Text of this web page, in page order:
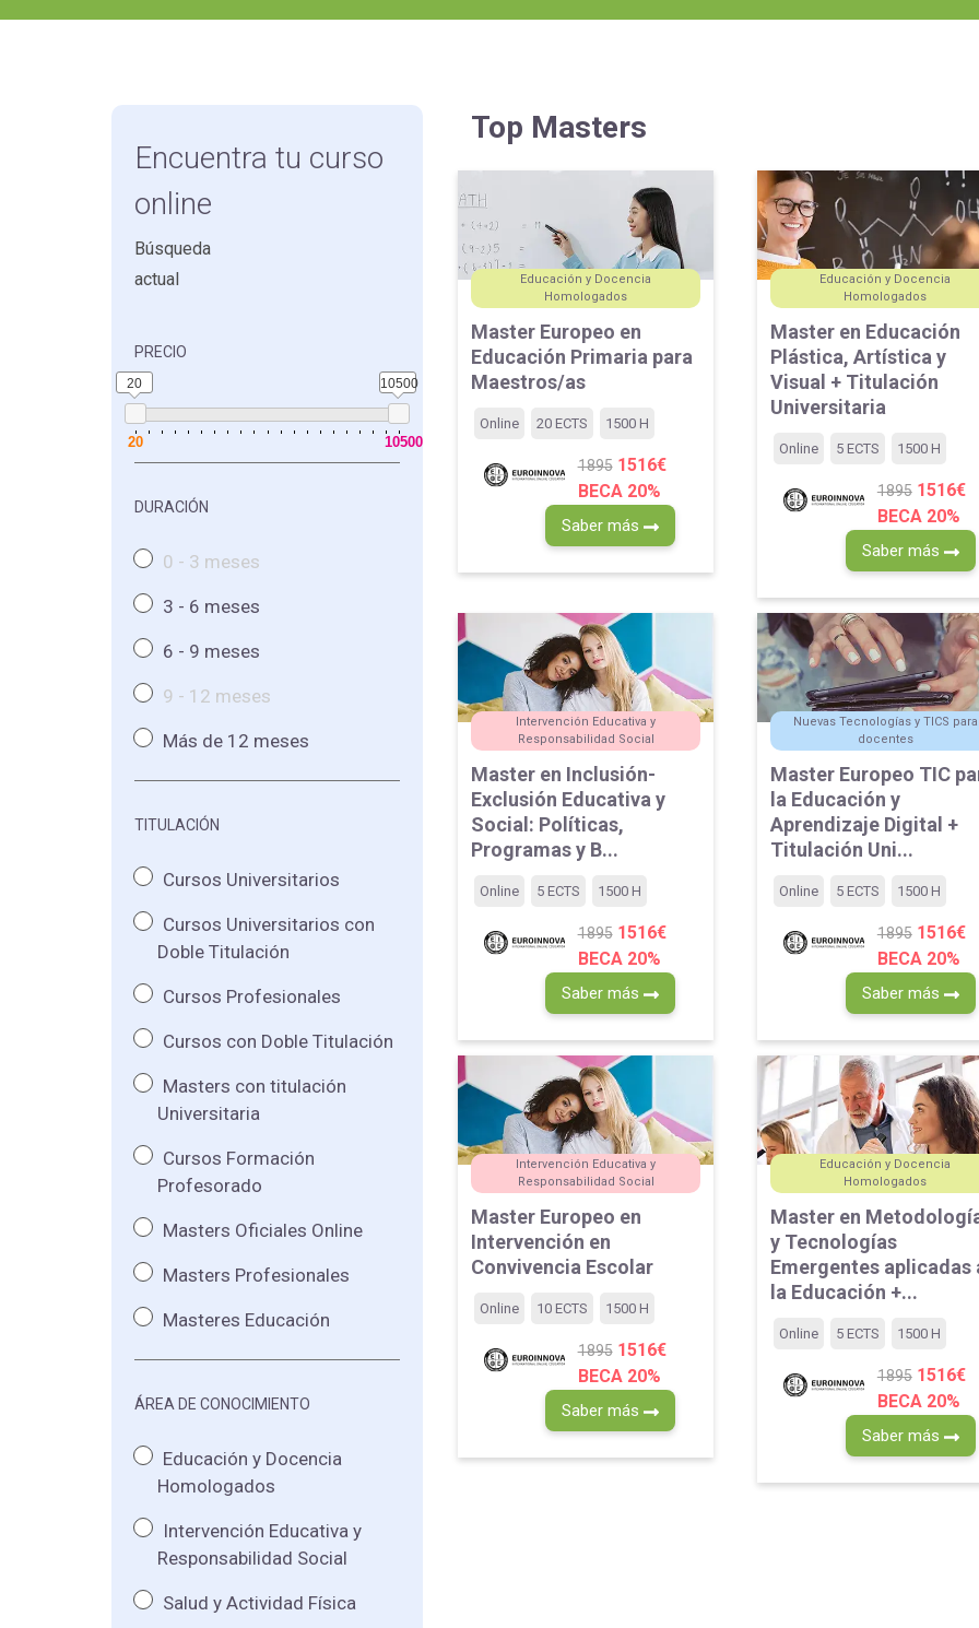
Ver Cursos
Masters Profesionales
Cursos para
Encuentra tu curso
online
Búsqueda
actual
PRECIO
20 10500
20 10500
DURACIÓN
0 - 3 meses
3 - 6 meses
6 - 9 meses
9 - 12 meses
Más de 12 meses
TITULACIÓN
Cursos Universitarios
Cursos Universitarios con
Doble Titulación
Cursos Profesionales
Cursos con Doble Titulación
Masters con titulación
Universitaria
Cursos Formación
Profesorado
Masters Oficiales Online
Masters Profesionales
Masteres Educación
ÁREA DE CONOCIMIENTO
Educación y Docencia
Homologados
Intervención Educativa y
Responsabilidad Social
Salud y Actividad Física
Top Masters
Educación y Docencia
Homologados
Master Europeo en
Educación Primaria para
Maestros/as
Online 20 ECTS 1500 H
1895 1516€
BECA 20%
Saber más
Educación y Docencia
Homologados
Master en Educación
Plástica, Artística y
Visual + Titulación
Universitaria
Online 5 ECTS 1500 H
1895 1516€
BECA 20%
Saber más
Intervención Educativa y
Responsabilidad Social
Master en Inclusión-
Exclusión Educativa y
Social: Políticas,
Programas y B...
Online 5 ECTS 1500 H
1895 1516€
BECA 20%
Saber más
Nuevas Tecnologías y TICS para
docentes
Master Europeo TIC
la Educación y
Aprendizaje Digital +
Titulación Uni...
Online 5 ECTS 1500 H
1895 1516€
BECA 20%
Saber más
Intervención Educativa y
Responsabilidad Social
Master Europeo en
Intervención en
Convivencia Escolar
Online 10 ECTS 1500 H
1895 1516€
BECA 20%
Saber más
Educación y Docencia
Homologados
Master en
y Tecnologías
Emergentes aplicadas
la Educación +...
Online 5 ECTS 1500 H
1895 1516€
BECA 20%
Saber más